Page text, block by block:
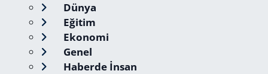
Dünya
Eğitim
Ekonomi
Genel
Haberde İnsan